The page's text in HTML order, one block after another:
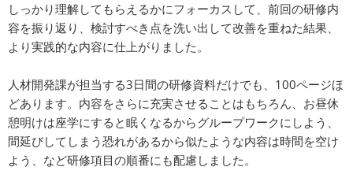
しっかり理解してもらえるかにフォーカスして、前回の研修内
容を振り返り、検討すべき点を洗い出して改善を重ねた結果、
より実践的な内容に仕上がりました。
人材開発課が担当する3日間の研修資料だけでも、100ページほ
どあります。内容をさらに充実させることはもちろん、お昼休
憩明けは座学にすると眠くなるからグループワークにしよう、
間延びしてしまう恐れがあるから似たような内容は時間を空け
よう、など研修項目の順番にも配慮しました。